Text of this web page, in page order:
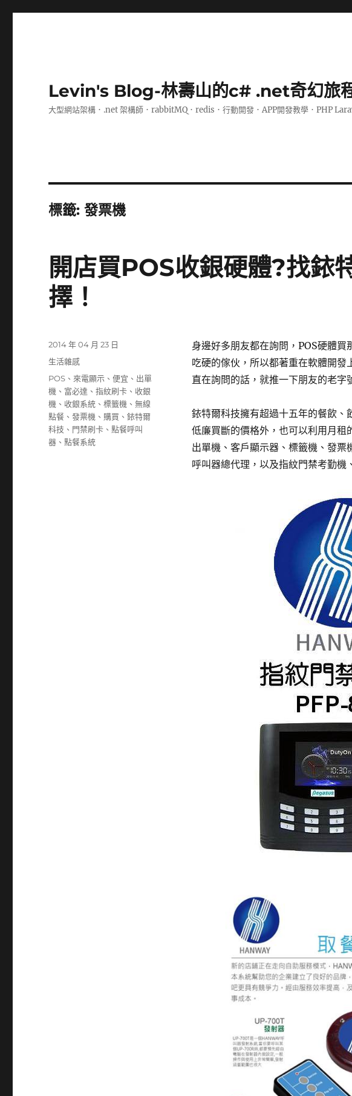
Levin's Blog-林壽山的c# .net奇幻旅
大型網站架構．.net 架構師．rabbitMQ．redis．行動開發．APP開發教學．PHP
標籤:發票機
開店買POS收銀硬體?找銥
擇！
身邊好多朋友都在詢問，POS硬體
吃硬的傢伙，所以都著重在軟體開
直在詢問的話，就推一下朋友的老字
銥特爾科技擁有超過十五年的餐飲、
低廉買斷的價格外，也可以利用月租
出單機、客戶顯示器、標籤機、發
呼叫器總代理，以及指紋門禁考勤機
發
佈
期:
2014 年 04 月 23 日
分
生活雜感
標
籤
POS 、 來電顯示 、便宜 、 出單
機 、 富必達 、指紋刷卡 、 收銀
機 、 收銀系統 、標籤機 、無線
點餐 、發票機 、 購買 、銥特爾
科技 、 門禁刷卡 、點餐呼叫
器 、點餐系統